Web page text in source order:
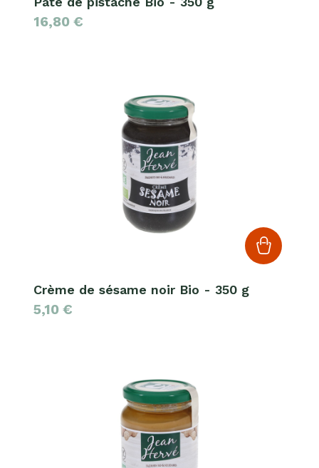
16,80 €
Crème de sésame noir Bio - 350 g
5,10 €